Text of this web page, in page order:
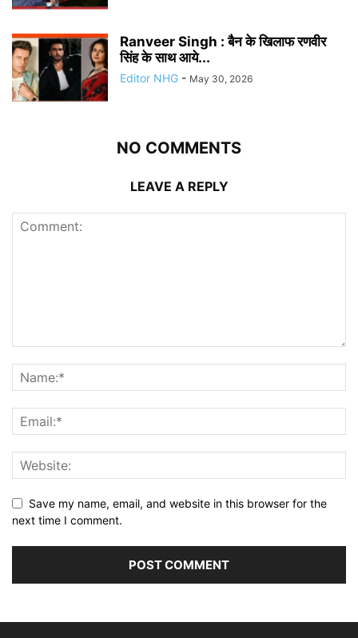
Ranveer Singh : बैन के खिलाफ रणवीर
सिंह के साथ आये...
Editor NHG - May 30, 2026
NO COMMENTS
LEAVE A REPLY
Save my name, email, and website in this browser for the
next time I comment.